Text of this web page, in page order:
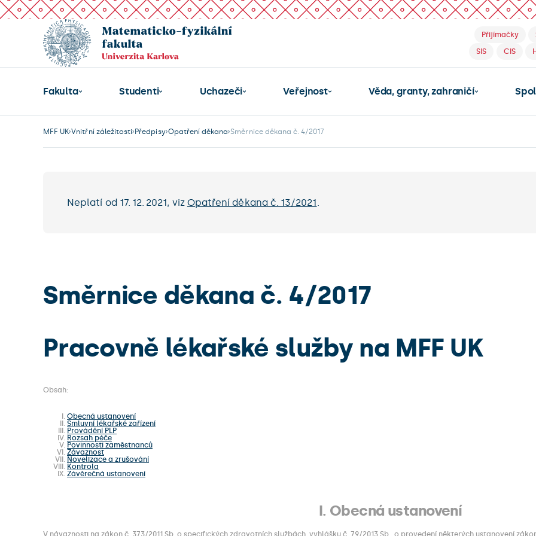
Přijímačky
SIS
CIS
Fakulta Studenti Uchazeči Veřejnost Věda, granty, zahraničí
MFF UK Vnitřní záležitosti Předpisy Opatření děkana Směrnice děkana č. 4/2017
Neplatí od 17. 12. 2021, viz Opatření děkana č. 13/2021.
Směrnice děkana č. 4/2017
Pracovně lékařské služby na MFF UK
Obsah:
Obecná ustanovení
Smluvní lékařské zařízení
Provádění PLP
Rozsah péče
Povinnosti zaměstnanců
Závaznost
Novelizace a zrušování
Kontrola
Závěrečná ustanovení
I. Obecná ustanovení
V návaznosti na zákon č. 373/2011 Sb. o specifických zdravotních službách, vyhlášku č. 79/2013 Sb., o provedení některých ustanovení